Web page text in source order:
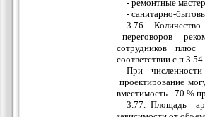
- ремонтные
- санитарно-
3.76 . Количество
переговоров
сотрудников плюс
соответствии с п .3. 54.
При числе
проектирование
вместимость - 70 %
3.77. Площадь